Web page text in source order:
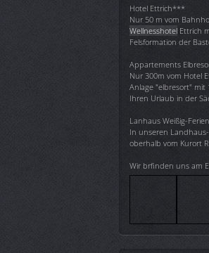
Hotel Ettrich***
Nur 50 m vom
Wellnesshotel Ettrich
Felsformation der
Appartements
Nur 300m vom Hotel
Anlage "elbresort" mit
Ihren Urlaub in der
Lanhaus Weißig-
In unseren
oberhalb vom Kurort
Wir brfinden uns am